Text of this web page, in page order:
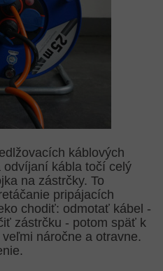
káblových
odvíjaní kábla točí celý
na zástrčky. To
pripájacích
chodiť: odmotať kábel -
zástrčku - potom späť k
náročne a otravne.